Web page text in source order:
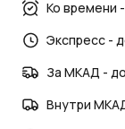
Ко времени
Экспресс -
За МКАД -
Внутри